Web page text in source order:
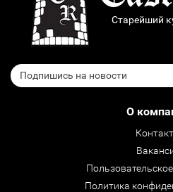
Старейший
О
Политика